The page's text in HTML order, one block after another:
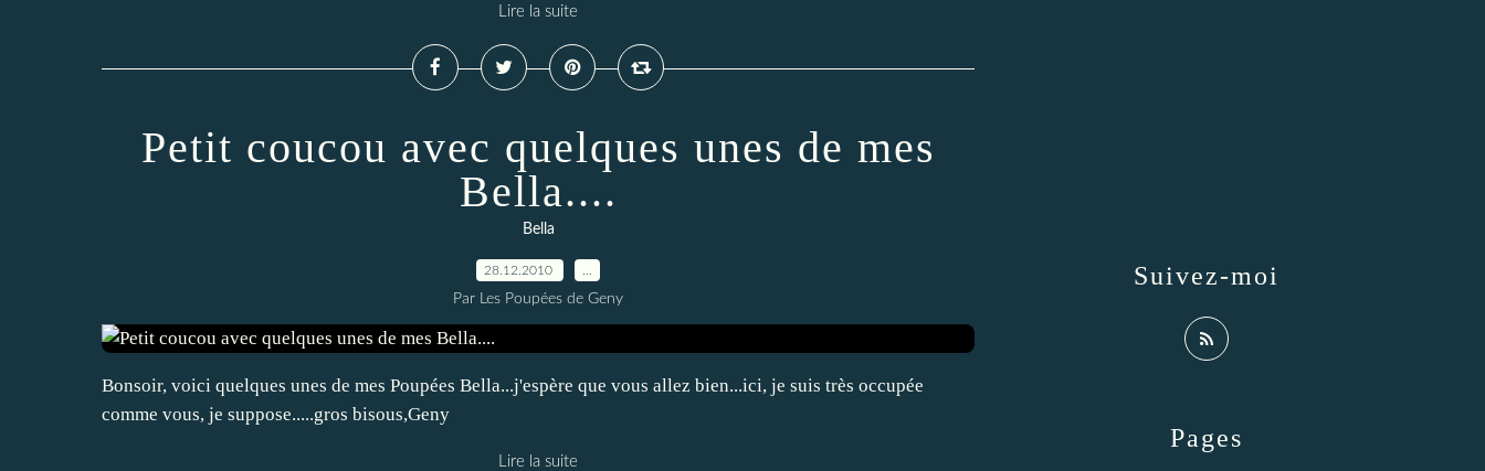
Lire la suite
Petit coucou avec quelques unes de mes
Bella....
Bella
28.12.2010
Par Les Poupées de Geny
Bonsoir, voici quelques unes de mes Poupées Bella...j'espère que vous allez bien...ici, je suis très occupée
comme vous, je suppose.....gros bisous,Geny
Lire la suite
Pages
Suivez-moi